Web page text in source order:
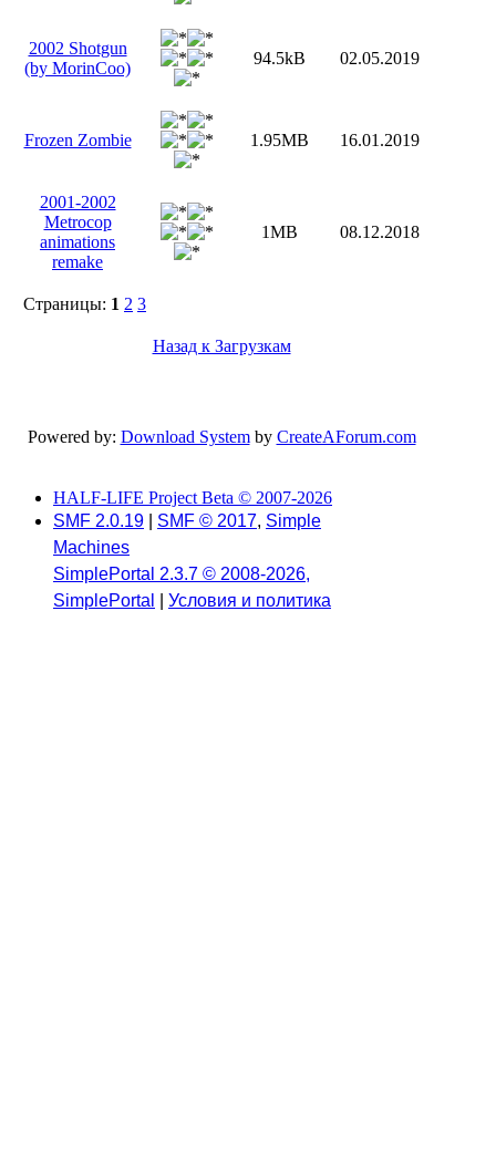
2002 Shotgun
(by MorinCoo)
94.5kB 02.05.2019
Frozen Zombie 1.95MB 16.01.2019
2001-2002
Metrocop
animations
remake
1MB 08.12.2018
Страницы: 1 2 3
Назад к Загрузкам
Powered by: Download Systemby CreateAForum.com
HALF-LIFE Project Beta © 2007-2026
SMF 2.0.19
SMF © 2017, Simple
Machines
SimplePortal 2.3.7 © 2008-2026,
SimplePortal
Условия и политика